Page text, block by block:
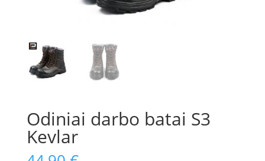
Odiniai darbo batai S3
Kevlar